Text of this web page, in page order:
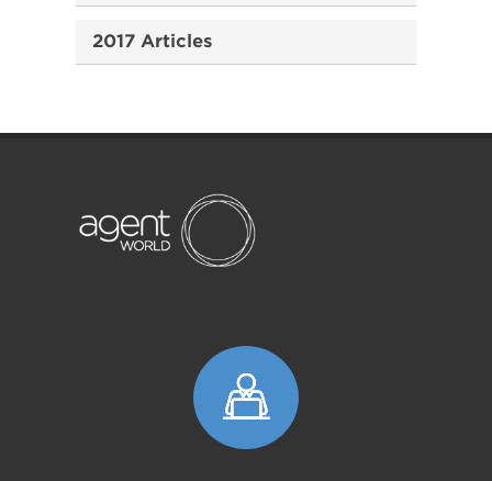
2017 Articles